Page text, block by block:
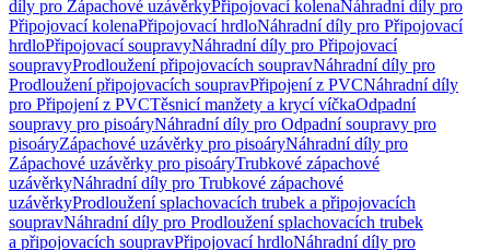
díly pro Zápachové uzávěrkyPřipojovací kolenaNáhradní díly pro
Připojovací kolenaPřipojovací hrdloNáhradní díly pro Připojovací
hrdloPřipojovací soupravyNáhradní díly pro Připojovací
soupravyProdloužení připojovacích soupravNáhradní díly pro
Prodloužení připojovacích soupravPřipojení z PVCNáhradní díly
pro Připojení z PVCTěsnicí manžety a krycí víčkaOdpadní
soupravy pro pisoáryNáhradní díly pro Odpadní soupravy pro
pisoáryZápachové uzávěrky pro pisoáryNáhradní díly pro
Zápachové uzávěrky pro pisoáryTrubkové zápachové
uzávěrkyNáhradní díly pro Trubkové zápachové
uzávěrkyProdloužení splachovacích trubek a připojovacích
soupravNáhradní díly pro Prodloužení splachovacích trubek
a připojovacích soupravPřipojovací hrdloNáhradní díly pro